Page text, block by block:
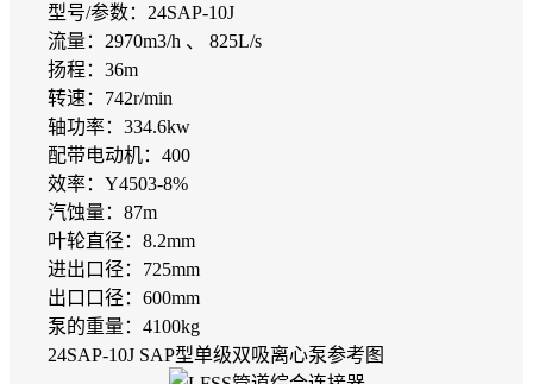
型号/参数：24SAP-10J
流量：2970m3/h 、 825L/s
扬程：36m
转速：742r/min
轴功率：334.6kw
配带电动机：400
效率：Y4503-8%
汽蚀量：87m
叶轮直径：8.2mm
进出口径：725mm
出口口径：600mm
泵的重量：4100kg
24SAP-10J SAP型单级双吸离心泵参考图